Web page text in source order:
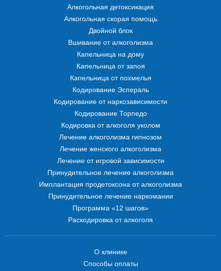
Алкогольная детоксикация
Алкогольная скорая помощь
Двойной блок
Вшивание от алкоголизма
Капельница на дому
Капельница от запоя
Капельница от похмелья
Кодирование Эспераль
Кодирование от наркозависимости
Кодирование Торпедо
Кодировка от алкоголя уколом
Лечение алкоголизма гипнозом
Лечение женского алкоголизма
Лечение от игровой зависимости
Принудительное лечение алкоголизма
Имплантация продетоксона от алкоголизма
Принудительное лечение наркомании
Программа «12 шагов»
Раскодировка от алкоголя
О клинике
Способы оплаты